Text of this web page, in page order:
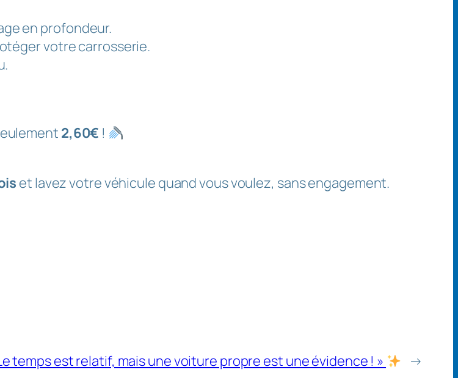
en profondeur.
votre carrosserie.
2,60€ !
et lavez votre véhicule quand vous voulez, sans engagement.
temps est relatif, mais une voiture propre est une évidence ! » →